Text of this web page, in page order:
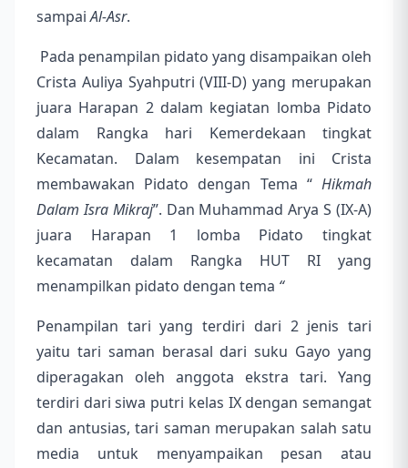
sampaiAl-Asr.
Pada penampilan pidato yang disampaikan oleh
Crista Auliya Syahputri (VIII-D) yang merupakan
juara Harapan 2 dalam kegiatan lomba Pidato
dalam Rangka hari Kemerdekaan tingkat
Kecamatan. Dalam kesempatan ini Crista
membawakan Pidato dengan Tema “ Hikmah
Dalam Isra Mikraj”. Dan Muhammad Arya S (IX-A)
juara Harapan 1 lomba Pidato tingkat
kecamatan dalam Rangka HUT RI yang
menampilkan pidato dengan tema “
Penampilan tari yang terdiri dari 2 jenis tari
yaitu tari saman berasal dari suku Gayo yang
diperagakan oleh anggota ekstra tari. Yang
terdiri dari siwa putri kelas IX dengan semangat
dan antusias, tari saman merupakan salah satu
media untuk menyampaikan pesan atau